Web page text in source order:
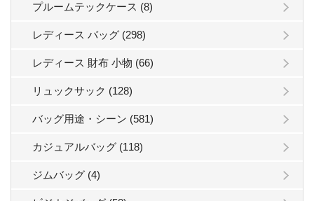
プルームテックケース (8)
レディース バッグ (298)
レディース 財布 小物 (66)
リュックサック (128)
バッグ用途・シーン (581)
カジュアルバッグ (118)
ジムバッグ (4)